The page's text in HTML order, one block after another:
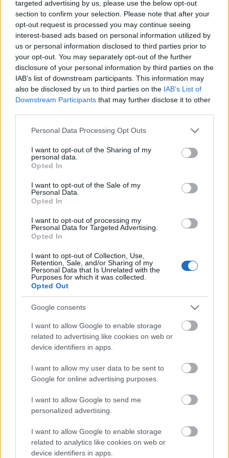
targeted advertising by us, please use the below opt-out
section to confirm your selection. Please note that after your
opt-out request is processed you may continue seeing
interest-based ads based on personal information utilized by
us or personal information disclosed to third parties prior to
your opt-out. You may separately opt-out of the further
disclosure of your personal information by third parties on the
IAB’s list of downstream participants. This information may
also be disclosed by us to third parties on the IAB’s List of
Downstream Participants that may further disclose it to other
Please note that this website/app uses one or more Google
not limited to your visit or usage behaviour. You may click to
grant or deny consent to Google and its third-party tags to
use your data for below specified purposes in below Google
consent section.
Personal Data Processing Opt Outs
I want to opt-out of the Sharing of my
personal data.
Opted In
I want to opt-out of the Sale of my
Personal Data.
Opted In
I want to opt-out of processing my
Personal Data for Targeted Advertising.
Opted In
I want to opt-out of Collection, Use,
Retention, Sale, and/or Sharing of my
Personal Data that Is Unrelated with the
Purposes for which it was collected.
Opted Out
Google consents
I want to allow Google to enable storage
related to advertising like cookies on web or
device identifiers in apps.
I want to allow my user data to be sent to
Google for online advertising purposes.
I want to allow Google to send me
personalized advertising.
I want to allow Google to enable storage
related to analytics like cookies on web or
device identifiers in apps.
defensa amarilla. El defensor argentino ha disputado un
total de 21 encuentros este curso en los que ha sumado 3
puntos de media.
Javi Martínez Calvo(Osasuna, delantero, 590.000, 34
puntos)
Arrasate probablemente siga dando minutos al joven
canterano rojillo en la visita navarra a San Mamés.
Actualmente es una de las opciones más económicas que
David Timor(Getafe, centrocampista, 580.000, 82
puntos)
El valenciano volverá a hacer pareja con Djené en el centro
cuatro apariciones promedia 4 puntos por partido, una
cantidad superior a su media de la temporada de 3,28. Por
equipo. Además, es el lanzador de faltas directas del equipo
Titulares por sorpresa de la jornada 34: ¿A comprar?
Real Madrid y podría convertirse
en una de las revelaciones en el
final de LaLiga. Repasamos el
la jornada 34.
Iván Marcone(Elche, centrocampista, 980.000, 101
El argentino es titular indiscutible para Fran Escribá en el